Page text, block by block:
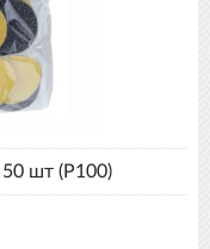
шт (Р100)